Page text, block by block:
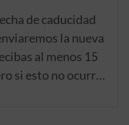
de caducidad
la nueva
al menos 15
si esto no ocurre,